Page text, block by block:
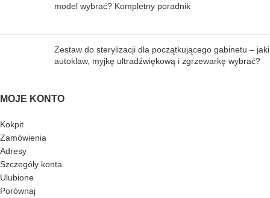
model wybrać? Kompletny poradnik
Zestaw do sterylizacji dla początkującego gabinetu – jaki
autoklaw, myjkę ultradźwiękową i zgrzewarkę wybrać?
MOJE KONTO
Kokpit
Zamówienia
Adresy
Szczegóły konta
Ulubione
Porównaj